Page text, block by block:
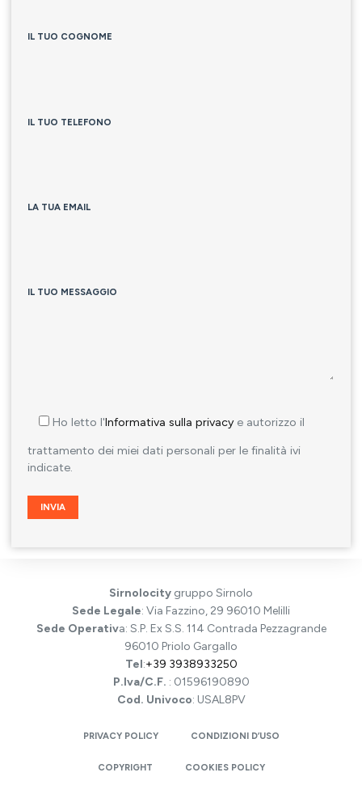
IL TUO COGNOME
IL TUO TELEFONO
LA TUA EMAIL
IL TUO MESSAGGIO
Ho letto l'Informativa sulla privacye autorizzo il
trattamento dei miei dati personali per le finalità ivi
indicate.
Sirnolocity gruppo Sirnolo
Sede Legale: Via Fazzino, 29 96010 Melilli
Sede Operativa: S.P. Ex S.S. 114 Contrada Pezzagrande
96010 Priolo Gargallo
Tel:+39 3938933250
P.Iva/C.F. : 01596190890
Cod. Univoco: USAL8PV
PRIVACY POLICY CONDIZIONI D’USO
COPYRIGHT COOKIES POLICY